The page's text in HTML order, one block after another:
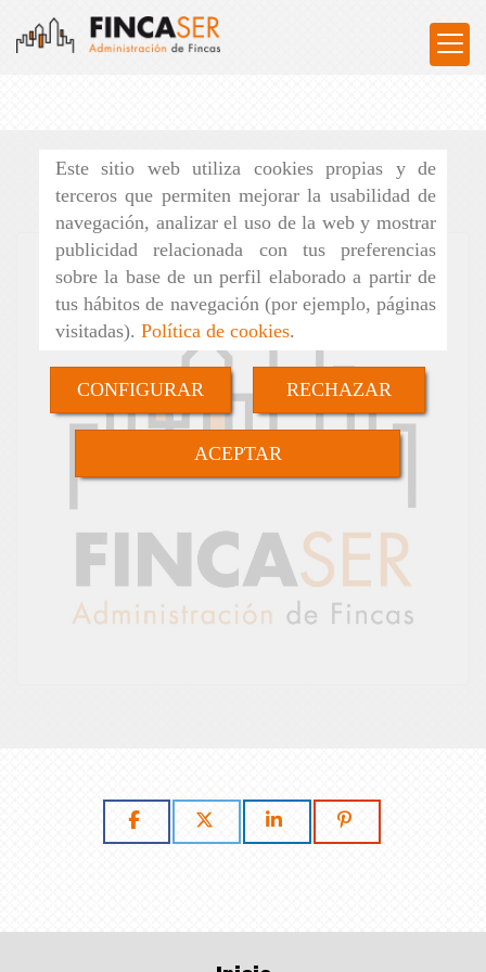
Este sitio web utiliza cookies propias y de
terceros que permiten mejorar la usabilidad de
navegación, analizar el uso de la web y mostrar
publicidad relacionada con tus preferencias
sobre la base de un perfil elaborado a partir de
tus hábitos de navegación (por ejemplo, páginas
visitadas). Política de cookies.
CONFIGURAR RECHAZAR
ACEPTAR